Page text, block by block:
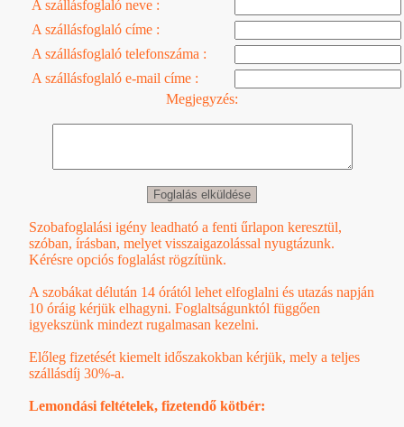
A szállásfoglaló neve :
A szállásfoglaló címe :
A szállásfoglaló telefonszáma :
A szállásfoglaló e-mail címe :
Megjegyzés:
Szobafoglalási igény leadható a fenti űrlapon keresztül,
szóban, írásban, melyet visszaigazolással nyugtázunk.
Kérésre opciós foglalást rögzítünk.
A szobákat délután 14 órától lehet elfoglalni és utazás napján
10 óráig kérjük elhagyni. Foglaltságunktól függően
igyekszünk mindezt rugalmasan kezelni.
Előleg fizetését kiemelt időszakokban kérjük, mely a teljes
szállásdíj 30%-a.
Lemondási feltételek, fizetendő kötbér: